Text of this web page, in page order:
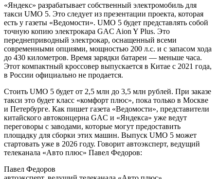
«Яндекс» разрабатывает собственный электромобиль для
такси UMO 5. Это следует из презентации проекта, которая
есть у газеты «Ведомости». UMO 5 будет представлять собой
точную копию электрокара GAC Aion Y Plus. Это
переднеприводный электрокар, оснащенный всеми
современными опциями, мощностью 200 л.с. и с запасом хода
до 430 километров. Время зарядки батареи — меньше часа.
Этот компактный кроссовер выпускается в Китае с 2021 года,
в России официально не продается.
Стоить UMO 5 будет от 2,5 млн до 3,5 млн рублей. При заказе
такси это будет класс «комфорт плюс», пока только в Москве
и Петербурге. Как пишет газета «Ведомости», представители
китайского автоконцерна GAC и «Яндекса» уже ведут
переговоры с заводами, которые могут предоставить
площадку для сборки этих машин. Выпуск UMO 5 может
стартовать уже в 2026 году. Говорит автоэксперт, ведущий
телеканала «Авто плюс» Павел Федоров:
Павел Федоров